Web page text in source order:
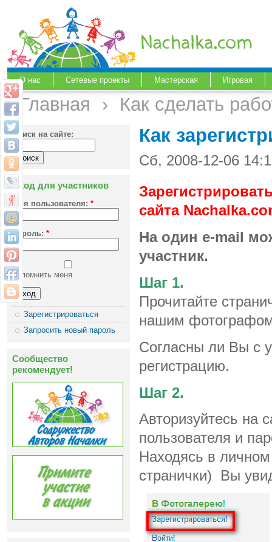
О нас Сетевые проекты Мастерская Игровая
Главная › Как сделать
Поиск на сайте:
Вход для участников
Имя пользователя: *
Пароль: *
Запомнить меня
Зарегистрироваться
Запросить новый пароль
Сообщество
рекомендует!
Как
Сб, 2008-12-06
сайта
На один e-mail
участник.
Шаг 1.
Прочитайте
нашим
Согласны ли Вы с
регистрацию.
Шаг 2.
Авторизуйтесь на
пользователя и
Находясь в
странички) Вы